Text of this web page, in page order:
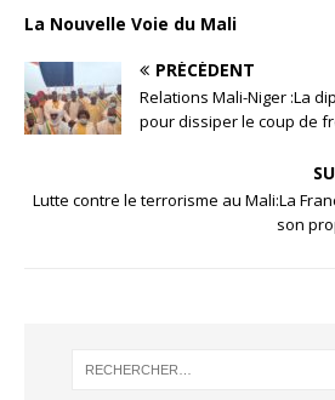
La Nouvelle Voie du Mali
PRÉCÉDENT
Relations Mali-Niger :La
pour dissiper le coup de
Lutte contre le terrorisme au Mali:La
son